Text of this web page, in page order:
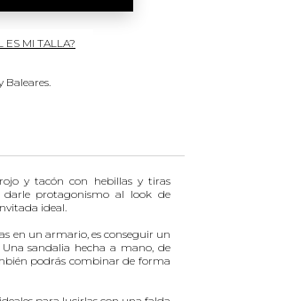
ES MI TALLA?
y tacón con hebillas y tiras
darle protagonismo al look de
ideal.
en un armario, es conseguir un
sandalia hecha a mano, de
podrás combinar de forma